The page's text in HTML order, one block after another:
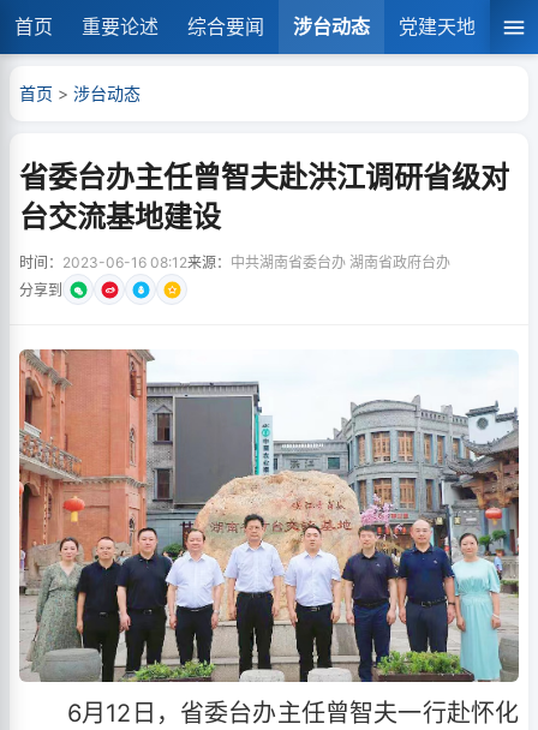
首页 重要论述 综合要闻 涉台动态 党建天地 湘
首页 > 涉台动态
省委台办主任曾智夫赴洪江调研省级对
台交流基地建设
时间： 2023-06-16 08:12来源： 中共湖南省委台办 湖南省政府台办
分享到
6月12日，省委台办主任曾智夫一行赴怀化